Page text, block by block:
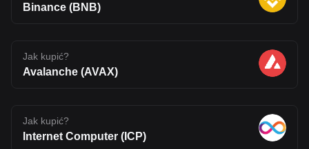
Binance (BNB)
Jak kupić?
Avalanche (AVAX)
Jak kupić?
Internet Computer (ICP)